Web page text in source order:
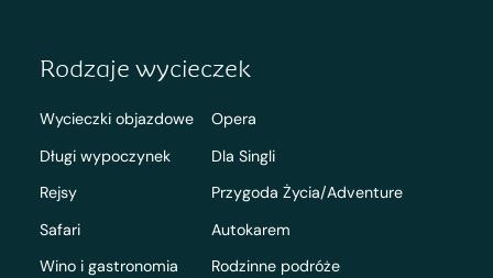
Rodzaje wycieczek
Wycieczki objazdowe
Długi wypoczynek
Rejsy
Safari
Wino i gastronomia
Opera
Dla Singli
Przygoda Życia/Adventure
Autokarem
Rodzinne podróże